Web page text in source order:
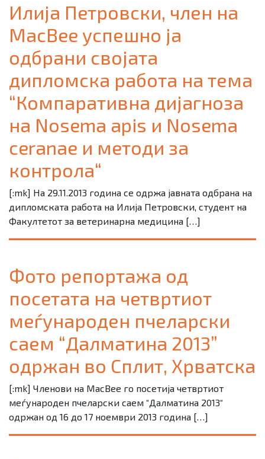
Илија Петровски, член на
MacBee успешно ја
одбрани својата
дипломска работа на тема
“Компаративна дијагноза
на Nosema apis и Nosema
ceranae и методи за
контрола“
[:mk] На 29.11.2013 година се одржа јавната одбрана на
дипломската работа на Илија Петровски, студент на
Факултетот за ветеринарна медицина […]
Фото репортажа од
посетата на четвртиот
меѓународен пчеларски
саем “Далматина 2013”
одржан во Сплит, Хрватска
[:mk] Членови на MacBee го посетија четвртиот
меѓународен пчеларски саем “Далматина 2013“
одржан од 16 до 17 ноември 2013 година […]